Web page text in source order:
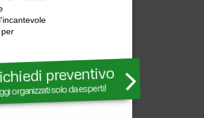
preventivo
organizzati solo da esperti!